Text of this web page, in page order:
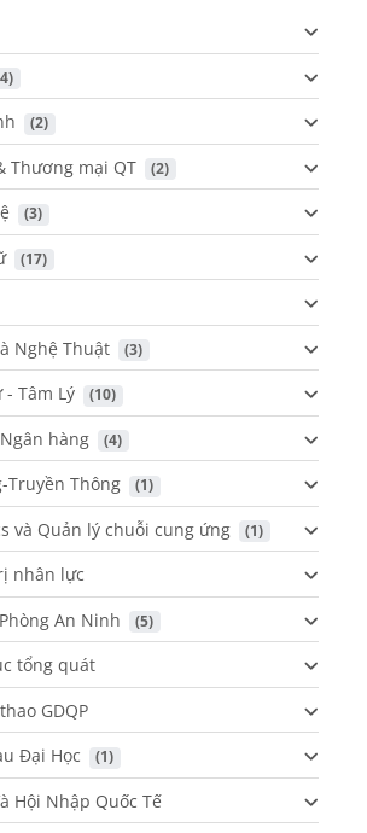
(2)
Thương mại QT (2)
(3)
(17)
Nghệ Thuật (3)
- Tâm Lý (10)
hàng (4)
Truyền Thông (1)
và Quản lý chuỗi cung ứng (1)
nhân lực
An Ninh
(5)
tổng quát
GDQP
Đại Học
(1)
Hội Nhập Quốc Tế